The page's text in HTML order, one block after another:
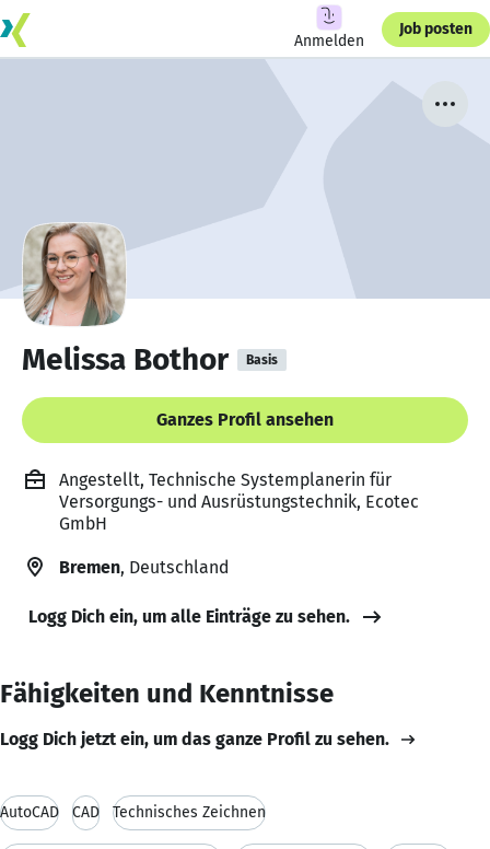
Anmelden
Job posten
Melissa Bothor Basis
Ganzes Profil ansehen
Angestellt, Technische Systemplanerin für
Versorgungs- und Ausrüstungstechnik, Ecotec
GmbH
Bremen, Deutschland
Logg Dich ein, um alle Einträge zu sehen.
Fähigkeiten und Kenntnisse
Logg Dich jetzt ein, um das ganze Profil zu sehen.
AutoCAD CAD Technisches Zeichnen